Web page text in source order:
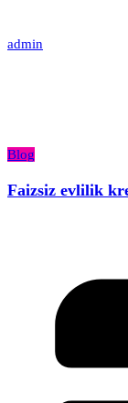
admin
Blog
Faizsiz evlilik